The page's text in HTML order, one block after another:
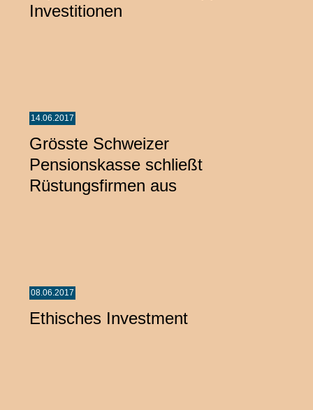
Investitionen
14.06.2017
Grösste Schweizer
Pensionskasse schließt
Rüstungsfirmen aus
08.06.2017
Ethisches Investment